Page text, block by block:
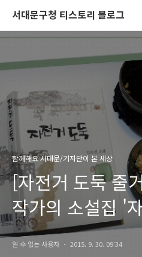
서대문구청 티스토리 블로그
함께해요 서대문/기자단이 본 세상
[자전거 도둑 줄
작가의 소설집 '
마주한 옛 기억
알 수 없는 사용자 2015. 9. 30. 09:34